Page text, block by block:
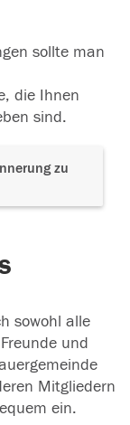
sollte man
die Ihnen
sind.
zu
sowohl alle
und
Mitgliedern
ein.